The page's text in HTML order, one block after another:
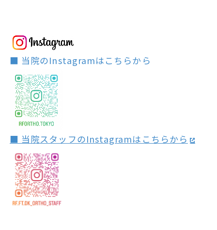
■ 当院のInstagramはこちらから
■ 当院スタッフのInstagramはこちらから